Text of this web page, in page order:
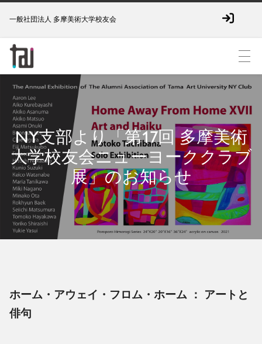
一般社団法人 多摩美術大学校友会
NY支部より「第17回 多摩美術
大学校友会ニューヨーククラブ
展」のお知らせ
ホーム・アウェイ・フロム・ホーム ： アートと
俳句